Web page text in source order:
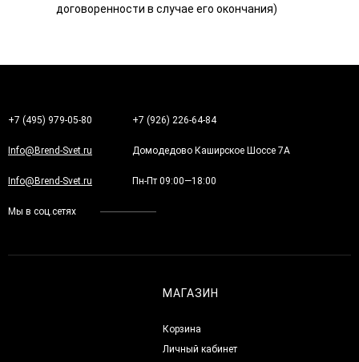
договоренности в случае его окончания)
+7 (495) 979-05-80 +7 (926) 226-64-84
Info@Brend-Svet.ru Домодедово Каширское Шоссе 7А
Info@Brend-Svet.ru Пн-Пт 09:00—18:00
Мы в соц.сетях
МАГАЗИН
Корзина
Личный кабинет